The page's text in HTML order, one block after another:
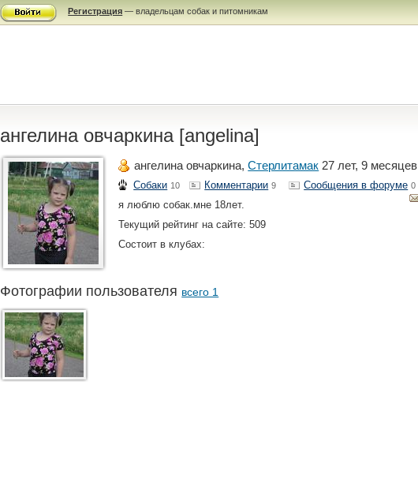
Регистрация — владельцам собак и питомникам
ангелина овчаркина [angelina]
ангелина овчаркина,Стерлитамак 27 лет, 9 месяцев
Собаки 10 Комментарии 9 Сообщения в форуме 0
я люблю собак.мне 18лет.
Текущий рейтинг на сайте: 509
Состоит в клубах:
Фотографии пользователя всего 1